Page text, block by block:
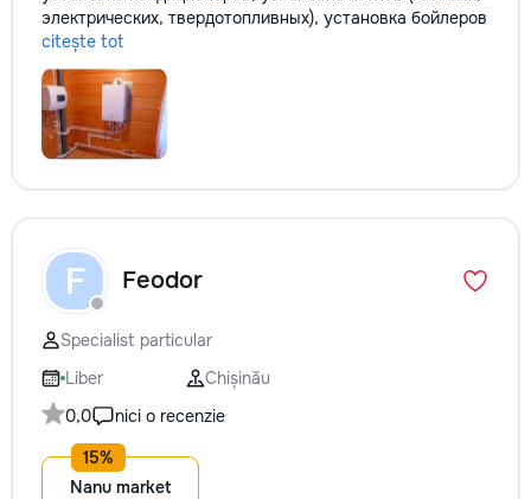
электрических, твердотопливных), установка бойлеров
citește tot
F Feodor
Specialist particular
Liber
Chișinău
0,0
nici o recenzie
Nanu market